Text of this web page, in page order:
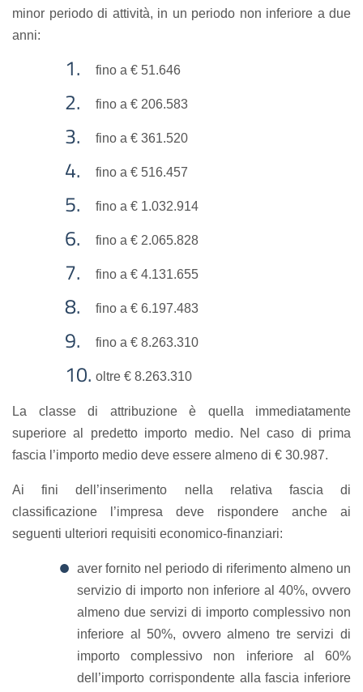
minor periodo di attività, in un periodo non inferiore a due
anni:
fino a € 51.646
fino a € 206.583
fino a € 361.520
fino a € 516.457
fino a € 1.032.914
fino a € 2.065.828
fino a € 4.131.655
fino a € 6.197.483
fino a € 8.263.310
oltre € 8.263.310
La classe di attribuzione è quella immediatamente
superiore al predetto importo medio. Nel caso di prima
fascia l’importo medio deve essere almeno di € 30.987.
Ai fini dell’inserimento nella relativa fascia di
classificazione l’impresa deve rispondere anche ai
seguenti ulteriori requisiti economico-finanziari:
aver fornito nel periodo di riferimento almeno un
servizio di importo non inferiore al 40%, ovvero
almeno due servizi di importo complessivo non
inferiore al 50%, ovvero almeno tre servizi di
importo complessivo non inferiore al 60%
dell’importo corrispondente alla fascia inferiore